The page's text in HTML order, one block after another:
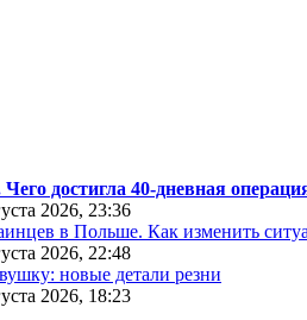
достигла 40-дневная
2026, 23:36
в Польше. Как изменить
2026, 22:48
новые детали резни
2026, 18:23